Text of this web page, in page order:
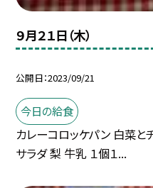
９月２１日（木）
公開日 2023/09/21
今日の給食
カレーコロッケパン 白菜と
サラダ 梨 牛乳 １個１...